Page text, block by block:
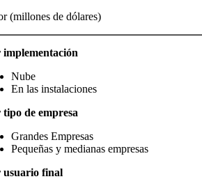
(millones de dólares)
implementación
Nube
En las instalaciones
tipo de empresa
Grandes Empresas
Pequeñas y medianas empresas
usuario final